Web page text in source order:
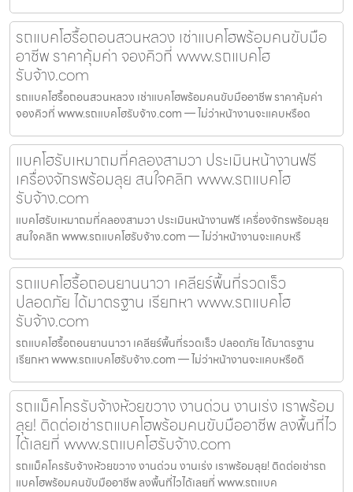
รถแบคโฮรื้อถอนสวนหลวง เช่าแบคโฮพร้อมคนขับมือ
อาชีพ ราคาคุ้มค่า จองคิวที่ www.รถแบคโฮ
รับจ้าง.com
รถแบคโฮรื้อถอนสวนหลวง เช่าแบคโฮพร้อมคนขับมืออาชีพ ราคาคุ้มค่า
จองคิวที่ www.รถแบคโฮรับจ้าง.com — ไม่ว่าหน้างานจะแคบหรือด
แบคโฮรับเหมาถมที่คลองสามวา ประเมินหน้างานฟรี
เครื่องจักรพร้อมลุย สนใจคลิก www.รถแบคโฮ
รับจ้าง.com
แบคโฮรับเหมาถมที่คลองสามวา ประเมินหน้างานฟรี เครื่องจักรพร้อมลุย
สนใจคลิก www.รถแบคโฮรับจ้าง.com — ไม่ว่าหน้างานจะแคบหรื
รถแบคโฮรื้อถอนยานนาวา เคลียร์พื้นที่รวดเร็ว
ปลอดภัย ได้มาตรฐาน เรียกหา www.รถแบคโฮ
รับจ้าง.com
รถแบคโฮรื้อถอนยานนาวา เคลียร์พื้นที่รวดเร็ว ปลอดภัย ได้มาตรฐาน
เรียกหา www.รถแบคโฮรับจ้าง.com — ไม่ว่าหน้างานจะแคบหรือดิ
รถแม็คโครรับจ้างห้วยขวาง งานด่วน งานเร่ง เราพร้อม
ลุย! ติดต่อเช่ารถแบคโฮพร้อมคนขับมืออาชีพ ลงพื้นที่ไว
ได้เลยที่ www.รถแบคโฮรับจ้าง.com
รถแม็คโครรับจ้างห้วยขวาง งานด่วน งานเร่ง เราพร้อมลุย! ติดต่อเช่ารถ
แบคโฮพร้อมคนขับมืออาชีพ ลงพื้นที่ไวได้เลยที่ www.รถแบค